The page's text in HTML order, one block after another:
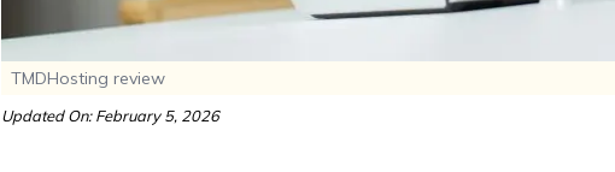
TMDHosting review
Updated On: February 5, 2026